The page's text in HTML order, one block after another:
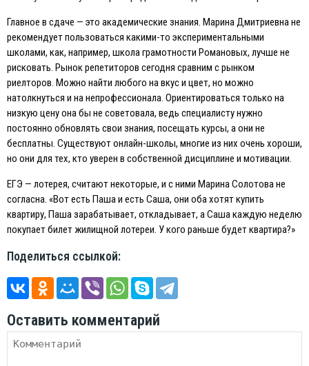
Главное в сдаче — это академические знания. Марина Дмитриевна не
рекомендует пользоваться какими-то экспериментальными
школами, как, например, школа грамотности Романовых, лучше не
рисковать. Рынок репетиторов сегодня сравним с рынком
риелторов. Можно найти любого на вкус и цвет, но можно
натолкнуться и на непрофессионала. Ориентироваться только на
низкую цену она бы не советовала, ведь специалисту нужно
постоянно обновлять свои знания, посещать курсы, а они не
бесплатны. Существуют онлайн-школы, многие из них очень хороши,
но они для тех, кто уверен в собственной дисциплине и мотивации.
EГЭ — лотерея, считают некоторые, и с ними Марина Солотова не
согласна. «Вот есть Паша и есть Саша, они оба хотят купить
квартиру, Паша зарабатывает, откладывает, а Саша каждую неделю
покупает билет жилищной лотереи. У кого раньше будет квартира?»
Поделиться ссылкой:
Оставить комментарий